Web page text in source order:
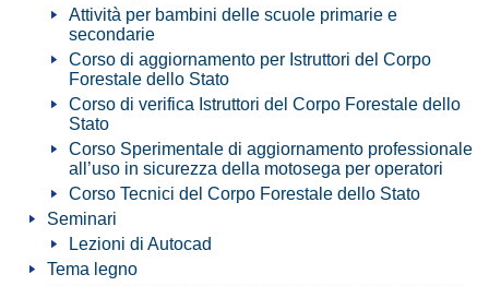
Attività per bambini delle scuole primarie e
secondarie
Corso di aggiornamento per Istruttori del Corpo
Forestale dello Stato
Corso di verifica Istruttori del Corpo Forestale dello
Stato
Corso Sperimentale di aggiornamento professionale
all’uso in sicurezza della motosega per operatori
Corso Tecnici del Corpo Forestale dello Stato
Seminari
Lezioni di Autocad
Tema legno